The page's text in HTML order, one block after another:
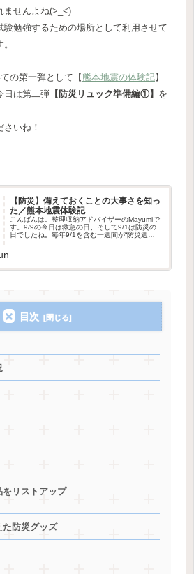
ませんよね(>_<)
験勉強するための場所として利用させて
の第一弾として【 熊本地震の体験記】
日は第二弾 【防災リュック準備編①】 を
いね！
【防災】備えておくことの大事さを知っ
た／熊本地震体験記
こんばんは。整理収納アドバイザーのMayumiで
す。9/9の今日は救急の日、そして9/1は防災の
日でしたね。毎年9/1を含む一週間が“防災週
目次
リストアップ
た防災グッズ